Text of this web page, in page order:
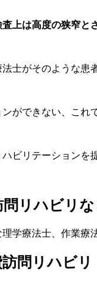
上は高度の狭窄と
士がそのような患
ができない、これ
ビリテーションを
リハビリ
学療法士、作業療
問リハビ